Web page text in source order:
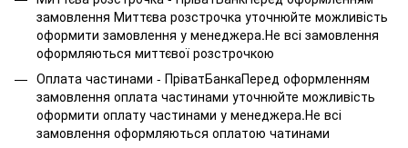
замовлення Миттєва розстрочка уточнюйте можливість
оформити замовлення у менеджера.Не всі замовлення
оформляються миттєвої розстрочкою
Оплата частинами - ПріватБанкаПеред оформленням
замовлення оплата частинами уточнюйте можливість
оформити оплату частинами у менеджера.Не всі
замовлення оформляються оплатою чатинами